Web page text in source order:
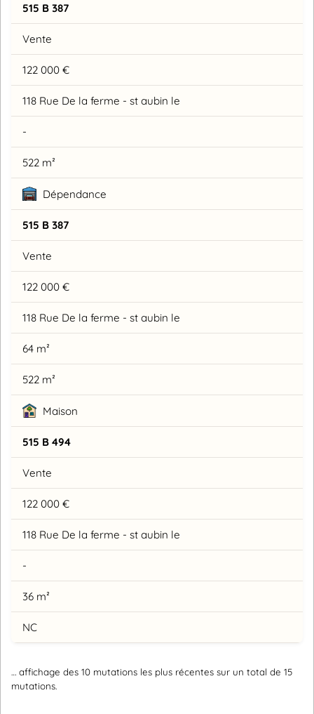
515 B 387
Vente
122 000 €
118 Rue De la ferme - st aubin le
-
522 m²
Dépendance
515 B 387
Vente
122 000 €
118 Rue De la ferme - st aubin le
64 m²
522 m²
Maison
515 B 494
Vente
122 000 €
118 Rue De la ferme - st aubin le
-
36 m²
NC
… affichage des 10 mutations les plus récentes sur un total de 15
mutations.